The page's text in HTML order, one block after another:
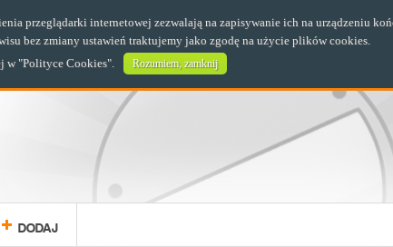
DODAJ
przeglądarki internetowej zezwalają na zapisywanie ich na urządzeniu
bez zmiany ustawień traktujemy jako zgodę na użycie plików cookies.
w "Polityce Cookies". Rozumiem, zamknij